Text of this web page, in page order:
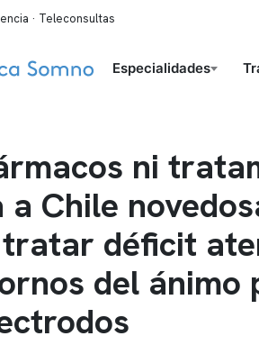
· Teleconsultas
Especialidades
ni
a Chile
déficit
del ánimo